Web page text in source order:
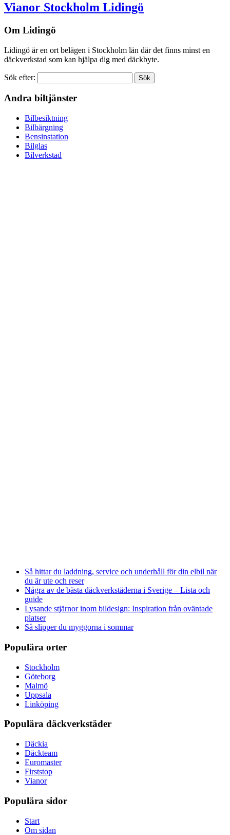
Vianor Stockholm Lidingö
Om Lidingö
Lidingö är en ort belägen i Stockholm län där det finns minst en
däckverkstad som kan hjälpa dig med däckbyte.
Sök efter:
Andra biltjänster
Bilbesiktning
Bilbärgning
Bensinstation
Bilglas
Bilverkstad
Så hittar du laddning, service och underhåll för din elbil när
du är ute och reser
Några av de bästa däckverkstäderna i Sverige – Lista och
guide
Lysande stjärnor inom bildesign: Inspiration från oväntade
platser
Så slipper du myggorna i sommar
Populära orter
Stockholm
Göteborg
Malmö
Uppsala
Linköping
Populära däckverkstäder
Däckia
Däckteam
Euromaster
Firststop
Vianor
Populära sidor
Start
Om sidan